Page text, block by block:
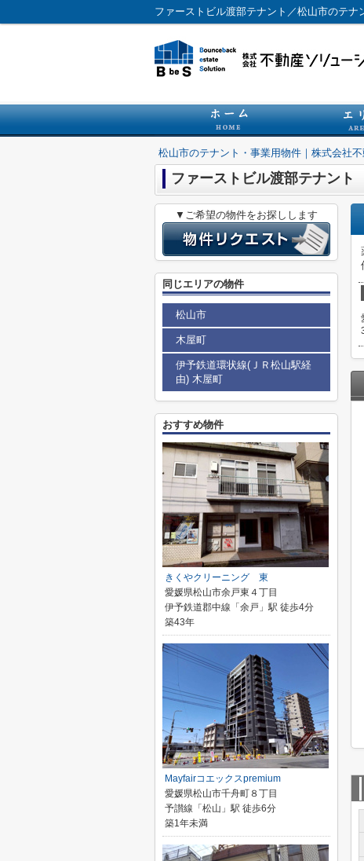
ファーストビル渡部テナント／松山市のテ
松山市のテナント・事業用物件｜株式会社
ファーストビル渡部テナント
▼ご希望の物件をお探しします
同じエリアの物件
松山市
木屋町
伊予鉄道環状線(ＪＲ松山駅経
由) 木屋町
おすすめ物件
きくやクリーニング 東
愛媛県松山市余戸東４丁目
伊予鉄道郡中線「余戸」駅 徒歩4分
築43年
Mayfairコエックスpremium
愛媛県松山市千舟町８丁目
予讃線「松山」駅 徒歩6分
築1年未満